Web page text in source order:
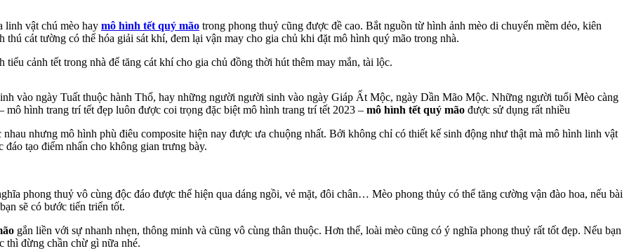
linh vật chú mèo hay mô hình tết quý mão trong phong thuỷ cũng được đề cao. Bắt nguồn từ hình ảnh mèo di chuyển mềm dẻo, kiên
cát tường có thể hóa giải sát khí, đem lại vận may cho gia chủ khi đặt mô hình quý mão trong nhà.
cảnh tết trong nhà để tăng cát khí cho gia chủ đồng thời hút thêm may mắn, tài lộc.
vào ngày Tuất thuộc hành Thổ, hay những người người sinh vào ngày Giáp Ất Mộc, ngày Dần Mão Mộc. Những người tuổi Mèo càng
hình trang trí tết đẹp luôn được coi trọng đặc biệt mô hình trang trí tết 2023 – mô hình tết quý mão được sử dụng rất nhiều
nhưng mô hình phù điêu composite hiện nay được ưa chuộng nhất. Bởi không chỉ có thiết kế sinh động như thật mà mô hình linh vật
tạo điểm nhấn cho không gian trưng bày.
phong thuỷ vô cùng độc đáo được thể hiện qua dáng ngồi, vẻ mặt, đôi chân… Mèo phong thủy có thể tăng cường vận đào hoa, nếu bài
sẽ có bước tiến triển tốt.
gắn liền với sự nhanh nhẹn, thông minh và cũng vô cùng thân thuộc. Hơn thế, loài mèo cũng có ý nghĩa phong thuỷ rất tốt đẹp. Nếu bạn
thì đừng chần chừ gì nữa nhé.